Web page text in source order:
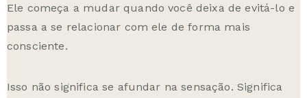
Ele começa a mudar quando você deixa de evitá-lo e
passa a se relacionar com ele de forma mais
consciente.
Isso não significa se afundar na sensação. Significa